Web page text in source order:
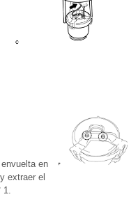
en
extraer el
1.